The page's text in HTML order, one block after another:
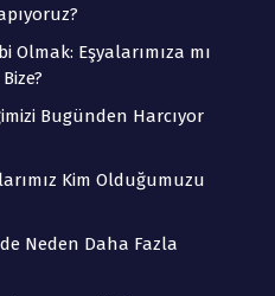
Olmak: Eşyalarımıza mı
Bugünden Harcıyor
Kim Olduğumuzu
Neden Daha Fazla